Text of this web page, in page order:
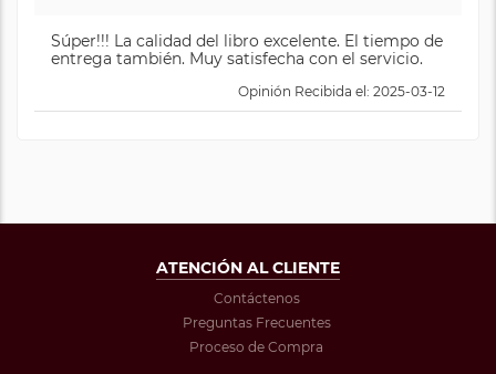
Súper!!! La calidad del libro excelente. El tiempo de
entrega también. Muy satisfecha con el servicio.
Opinión Recibida el: 2025-03-12
ATENCIÓN AL CLIENTE
Contáctenos
Preguntas Frecuentes
Proceso de Compra